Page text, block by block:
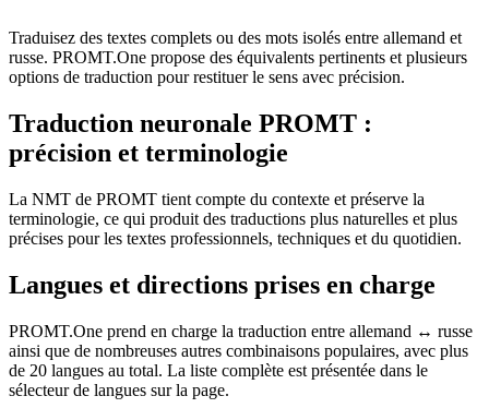
Traduisez des textes complets ou des mots isolés entre allemand et
russe. PROMT.One propose des équivalents pertinents et plusieurs
options de traduction pour restituer le sens avec précision.
Traduction neuronale PROMT :
précision et terminologie
La NMT de PROMT tient compte du contexte et préserve la
terminologie, ce qui produit des traductions plus naturelles et plus
précises pour les textes professionnels, techniques et du quotidien.
Langues et directions prises en charge
PROMT.One prend en charge la traduction entre allemand ↔ russe
ainsi que de nombreuses autres combinaisons populaires, avec plus
de 20 langues au total. La liste complète est présentée dans le
sélecteur de langues sur la page.